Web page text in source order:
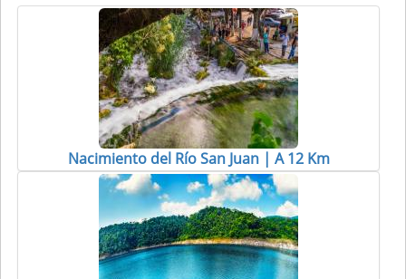
Nacimiento del Río San Juan | A 12 Km